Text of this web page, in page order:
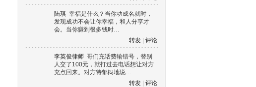
陆琪 幸福是什么？当你功成名就时，
发现成功不会让你幸福，和人分享才
会。当你赚到很多钱时…
转发
评论
李英俊律师 哥们充话费输错号，替别
人交了100元，就打过去电话想让对方
充点回来。对方特郁闷地说…
转发
评论